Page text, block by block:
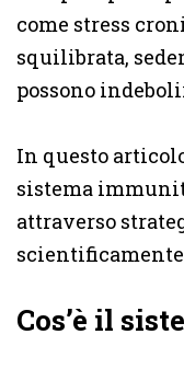
come stress
squilibrata,
possono
In questo
sistema
attraverso
Cos’è il